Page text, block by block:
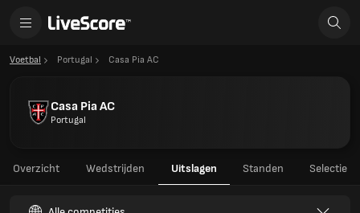
Voetbal Portugal Casa Pia AC
Casa Pia AC
Portugal
Overzicht Wedstrijden Uitslagen Standen Selectie